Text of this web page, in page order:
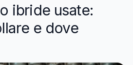
ibride usate:
e dove